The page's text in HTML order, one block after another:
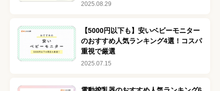
2025.08.29
【5000円以下も】安いベビーモニター
のおすすめ人気ランキング4選！コスパ
重視で厳選
2025.07.15